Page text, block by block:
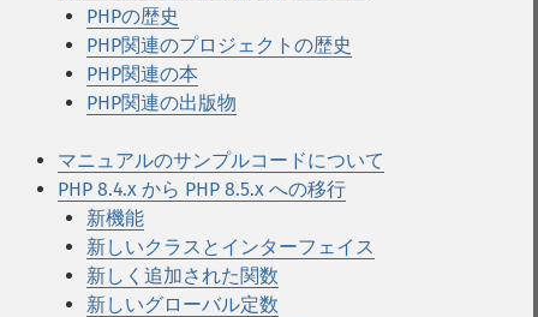
PHPの歴史
PHP関連のプロジェクトの歴史
PHP関連の本
PHP関連の出版物
マニュアルのサンプルコードについて
PHP 8.4.x から PHP 8.5.x への移行
新機能
新しいクラスとインターフェイス
新しく追加された関数
新しいグローバル定数